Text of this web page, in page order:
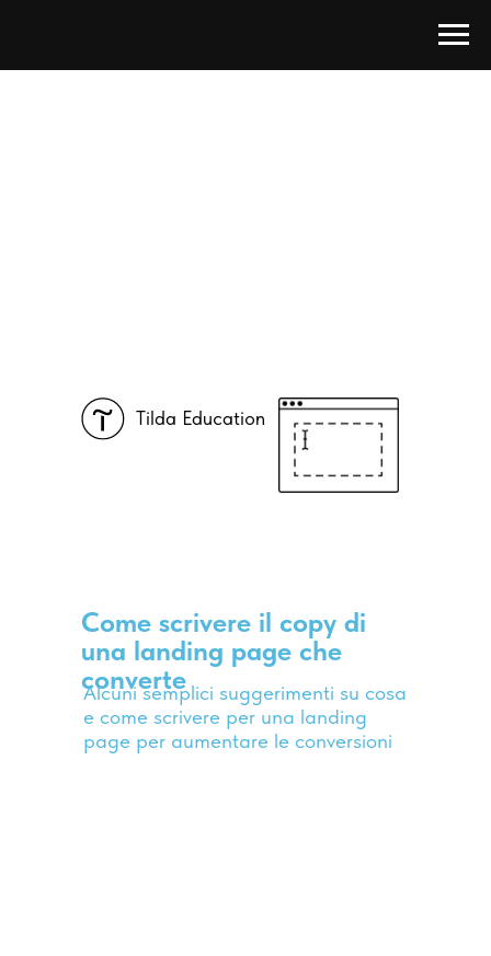
Alcuni semplici suggerimenti su cosa
e come scrivere per una landing
page per aumentare le conversioni
Tilda Education
Come scrivere il copy di
una landing page che
converte